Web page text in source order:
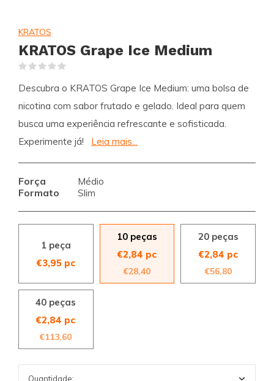
KRATOS
KRATOS Grape Ice Medium
Descubra o KRATOS Grape Ice Medium: uma bolsa de
nicotina com sabor frutado e gelado. Ideal para quem
busca uma experiência refrescante e sofisticada.
Experimente já!
Leia mais...
Força Médio
Formato Slim
1 peça
€3,95 pc
10 peças
€2,84 pc
€28,40
20 peças
€2,84 pc
€56,80
40 peças
€2,84 pc
€113,60